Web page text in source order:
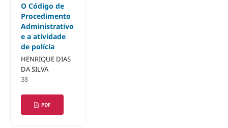
O Código de
Procedimento
Administrativo
e a atividade
de polícia
HENRIQUE DIAS
DA SILVA
38
PDF